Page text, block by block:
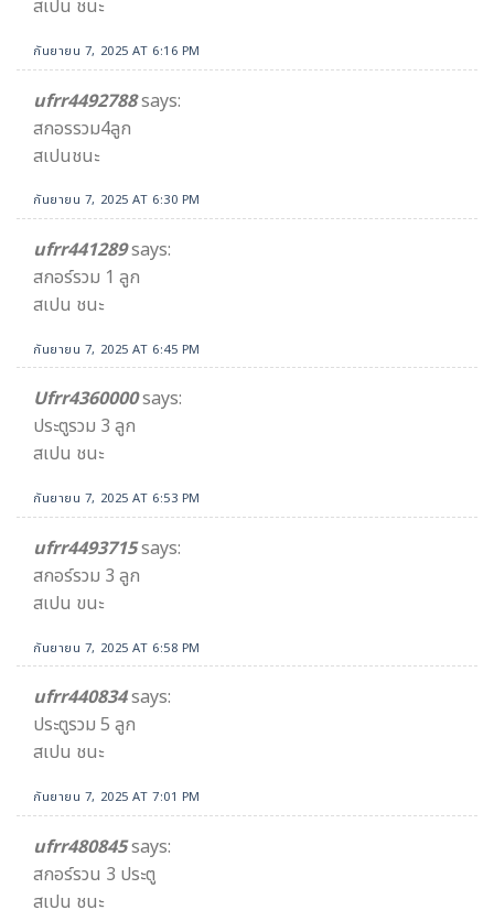
สเปน ชนะ
กันยายน 7, 2025 AT 6:16 PM
ufrr4492788says:
สกอรรวม4ลูก
สเปนชนะ
กันยายน 7, 2025 AT 6:30 PM
ufrr441289says:
สกอร์รวม 1 ลูก
สเปน ชนะ
กันยายน 7, 2025 AT 6:45 PM
Ufrr4360000says:
ประตูรวม 3 ลูก
สเปน ชนะ
กันยายน 7, 2025 AT 6:53 PM
ufrr4493715says:
สกอร์รวม 3 ลูก
สเปน ขนะ
กันยายน 7, 2025 AT 6:58 PM
ufrr440834says:
ประตูรวม 5 ลูก
สเปน ชนะ
กันยายน 7, 2025 AT 7:01 PM
ufrr480845says:
สกอร์รวน 3 ประตู
สเปน ชนะ